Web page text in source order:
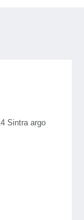
Sintra argo